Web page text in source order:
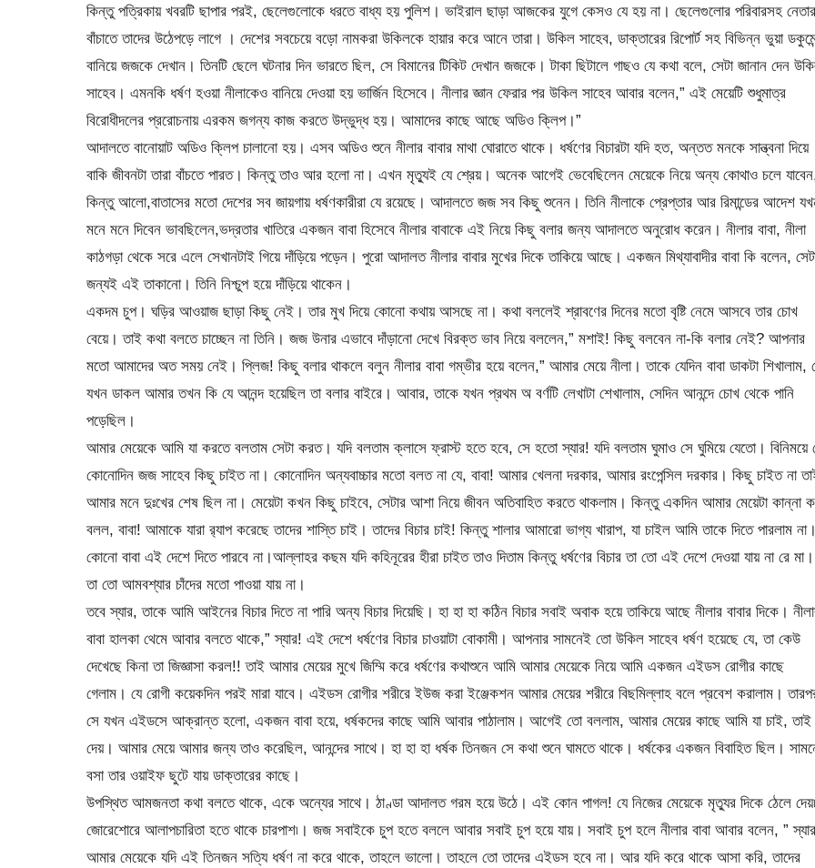
কিন্তু পত্রিকায় খবরটি ছাপার পরই, ছেলেগুলোকে ধরতে বাধ্য হয় পুলিশ। ভাইরাল ছাড়া আজকের যুগে কেসও যে হয় না। ছেলেগুলোর পরিবারসহ
বাঁচাতে তাদের উঠেপড়ে লাগে । দেশের সবচেয়ে বড়ো নামকরা উকিলকে হায়ার করে আনে তারা। উকিল সাহেব, ডাক্তারের রিপোর্ট সহ বিভিন্ন ভুয়া
বানিয়ে জজকে দেখান। তিনটি ছেলে ঘটনার দিন ভারতে ছিল, সে বিমানের টিকিট দেখান জজকে। টাকা ছিটালে গাছও যে কথা বলে, সেটা জানান দেন
সাহেব। এমনকি ধর্ষণ হওয়া নীলাকেও বানিয়ে দেওয়া হয় ভার্জিন হিসেবে। নীলার জ্ঞান ফেরার পর উকিল সাহেব আবার বলেন,” এই মেয়েটি শুধুমাত্র
বিরোধীদলের প্ররোচনায় এরকম জগন্য কাজ করতে উদ্ভুদ্ধ হয়। আমাদের কাছে আছে অডিও ক্লিপ।”
আদালতে বানোয়াট অডিও ক্লিপ চালানো হয়। এসব অডিও শুনে নীলার বাবার মাথা ঘোরাতে থাকে। ধর্ষণের বিচারটা যদি হত, অন্তত মনকে সান্ত্বনা দিয়ে
বাকি জীবনটা তারা বাঁচতে পারত। কিন্তু তাও আর হলো না। এখন মৃত্যুই যে শ্রেয়। অনেক আগেই ভেবেছিলেন মেয়েকে নিয়ে অন্য কোথাও চলে
কিন্তু আলো,বাতাসের মতো দেশের সব জায়গায় ধর্ষণকারীরা যে রয়েছে। আদালতে জজ সব কিছু শুনেন। তিনি নীলাকে প্রেপ্তার আর রিমান্ডের আদেশ
মনে মনে দিবেন ভাবছিলেন,ভদ্রতার খাতিরে একজন বাবা হিসেবে নীলার বাবাকে এই নিয়ে কিছু বলার জন্য আদালতে অনুরোধ করেন। নীলার বাবা, নীলা
কাঠগড়া থেকে সরে এলে সেখানটাই গিয়ে দাঁড়িয়ে পড়েন। পুরো আদালত নীলার বাবার মুখের দিকে তাকিয়ে আছে। একজন মিথ্যাবাদীর বাবা কি বলেন,
জন্যই এই তাকানো। তিনি নিশ্চুপ হয়ে দাঁড়িয়ে থাকেন।
একদম চুপ। ঘড়ির আওয়াজ ছাড়া কিছু নেই। তার মুখ দিয়ে কোনো কথায় আসছে না। কথা বললেই শ্রাবণের দিনের মতো বৃষ্টি নেমে আসবে তার চোখ
বেয়ে। তাই কথা বলতে চাচ্ছেন না তিনি। জজ উনার এভাবে দাঁড়ানো দেখে বিরক্ত ভাব নিয়ে বললেন,” মশাই! কিছু বলবেন না-কি বলার নেই? আপনার
মতো আমাদের অত সময় নেই। প্লিজ! কিছু বলার থাকলে বলুন নীলার বাবা গম্ভীর হয়ে বলেন,” আমার মেয়ে নীলা। তাকে যেদিন বাবা ডাকটা শিখালাম,
যখন ডাকল আমার তখন কি যে আনন্দ হয়েছিল তা বলার বাইরে। আবার, তাকে যখন প্রথম অ বর্ণটি লেখাটা শেখালাম, সেদিন আনন্দে চোখ থেকে পানি
পড়েছিল।
আমার মেয়েকে আমি যা করতে বলতাম সেটা করত। যদি বলতাম ক্লাসে ফ্রাস্ট হতে হবে, সে হতো স্যার! যদি বলতাম ঘুমাও সে ঘুমিয়ে যেতো। বিনিময়ে
কোনোদিন জজ সাহেব কিছু চাইত না। কোনোদিন অন্যবাচ্চার মতো বলত না যে, বাবা! আমার খেলনা দরকার, আমার রংপেন্সিল দরকার। কিছু চাইত না
আমার মনে দুঃখের শেষ ছিল না। মেয়েটা কখন কিছু চাইবে, সেটার আশা নিয়ে জীবন অতিবাহিত করতে থাকলাম। কিন্তু একদিন আমার মেয়েটা কান্না
বলল, বাবা! আমাকে যারা র্যাপ করেছে তাদের শাস্তি চাই। তাদের বিচার চাই! কিন্তু শালার আমারো ভাগ্য খারাপ, যা চাইল আমি তাকে দিতে পারলাম না।
কোনো বাবা এই দেশে দিতে পারবে না।আল্লাহর কছম যদি কহিনূরের হীরা চাইত তাও দিতাম কিন্তু ধর্ষণের বিচার তা তো এই দেশে দেওয়া যায় না রে মা।
তা তো আমবশ্যার চাঁদের মতো পাওয়া যায় না।
তবে স্যার, তাকে আমি আইনের বিচার দিতে না পারি অন্য বিচার দিয়েছি। হা হা হা কঠিন বিচার সবাই অবাক হয়ে তাকিয়ে আছে নীলার বাবার দিকে।
বাবা হালকা থেমে আবার বলতে থাকে,” স্যার! এই দেশে ধর্ষণের বিচার চাওয়াটা বোকামী। আপনার সামনেই তো উকিল সাহেব ধর্ষণ হয়েছে যে, তা কেউ
দেখেছে কিনা তা জিজ্ঞাসা করল!! তাই আমার মেয়ের মুখে জিম্মি করে ধর্ষণের কথাশুনে আমি আমার মেয়েকে নিয়ে আমি একজন এইডস রোগীর কাছে
গেলাম। যে রোগী কয়েকদিন পরই মারা যাবে। এইডস রোগীর শরীরে ইউজ করা ইঞ্জেকশন আমার মেয়ের শরীরে বিছমিল্লাহ বলে প্রবেশ করালাম।
সে যখন এইডসে আক্রান্ত হলো, একজন বাবা হয়ে, ধর্ষকদের কাছে আমি আবার পাঠালাম। আগেই তো বললাম, আমার মেয়ের কাছে আমি যা চাই, তাই
দেয়। আমার মেয়ে আমার জন্য তাও করেছিল, আনন্দের সাথে। হা হা হা ধর্ষক তিনজন সে কথা শুনে ঘামতে থাকে। ধর্ষকের একজন বিবাহিত ছিল।
বসা তার ওয়াইফ ছুটে যায় ডাক্তারের কাছে।
উপস্থিত আমজনতা কথা বলতে থাকে, একে অন্যের সাথে। ঠাণ্ডা আদালত গরম হয়ে উঠে। এই কোন পাগল! যে নিজের মেয়েকে মৃত্যুর দিকে ঠেলে দেয়৷
জোরেশোরে আলাপচারিতা হতে থাকে চারপাশ৷। জজ সবাইকে চুপ হতে বললে আবার সবাই চুপ হয়ে যায়। সবাই চুপ হলে নীলার বাবা আবার বলেন, ”
আমার মেয়েকে যদি এই তিনজন সত্যি ধর্ষণ না করে থাকে, তাহলে ভালো। তাহলে তো তাদের এইডস হবে না। আর যদি করে থাকে আসা করি, তাদের